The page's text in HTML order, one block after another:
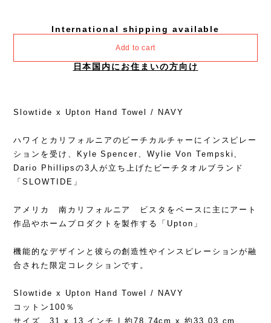
International shipping available
Add to cart
日本国内にお住まいの方向け
Slowtide x Upton Hand Towel / NAVY
ハワイとカリフォルニアのビーチカルチャーにインスピレー
ションを受け、Kyle Spencer、Wylie Von Tempski、
Dario Phillipsの3人が立ち上げたビーチタオルブランド
「SLOWTIDE」
アメリカ 南カリフォルニア ビスタをベースに主にアート
作品やホームプロダクトを製作する「Upton」
機能的なデザインと彼らの創造性やインスピレーションが融
合された限定コレクションです。
Slowtide x Upton Hand Towel / NAVY
コットン100％
サイズ 31 x 13 インチ | 約78.74cm x 約33.03 cm